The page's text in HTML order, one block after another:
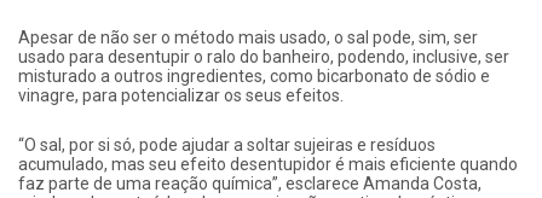
Apesar de não ser o método mais usado, o sal pode, sim, ser
usado para desentupir o ralo do banheiro, podendo, inclusive, ser
misturado a outros ingredientes, como bicarbonato de sódio e
vinagre, para potencializar os seus efeitos.
“O sal, por si só, pode ajudar a soltar sujeiras e resíduos
acumulado, mas seu efeito desentupidor é mais eficiente quando
faz parte de uma reação química”, esclarece Amanda Costa,